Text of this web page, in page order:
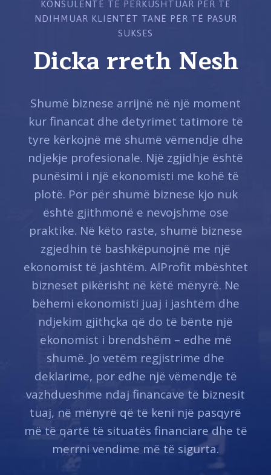
KONSULENTË TË PËRKUSHTUAR PËR TË
NDIHMUAR KLIENTËT TANË PËR TË PASUR
SUKSES
Dicka rreth Nesh
Shumë biznese arrijnë në një moment
kur financat dhe detyrimet tatimore të
tyre kërkojnë më shumë vëmendje dhe
ndjekje profesionale. Një zgjidhje është
punësimi i një ekonomisti me kohë të
plotë. Por për shumë biznese kjo nuk
është gjithmonë e nevojshme ose
praktike. Në këto raste, shumë biznese
zgjedhin të bashkëpunojnë me një
ekonomist të jashtëm. AlProfit mbështet
bizneset pikërisht në këtë mënyrë. Ne
bëhemi ekonomisti juaj i jashtëm dhe
ndjekim gjithçka që do të bënte një
ekonomist i brendshëm – edhe më
shumë. Jo vetëm regjistrime dhe
deklarime, por edhe një vëmendje të
vazhdueshme ndaj financave të biznesit
tuaj, në mënyrë që të keni një pasqyrë
më të qartë të situatës financiare dhe të
merrni vendime më të sigurta.